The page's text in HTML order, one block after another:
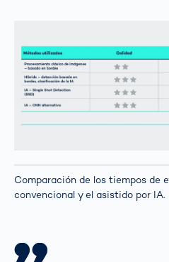
Comparación de los tiempos de
convencional y el asistido por IA.